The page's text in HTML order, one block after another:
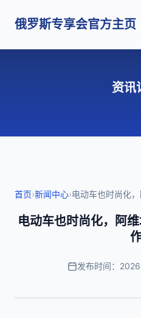
俄罗斯专享会官方主页
资讯
首页›新闻中心›电动车也时尚化
电动车也时尚化，阿
发布时间：